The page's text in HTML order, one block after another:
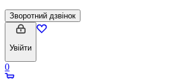
Зворотний дзвінок
Увійти
0